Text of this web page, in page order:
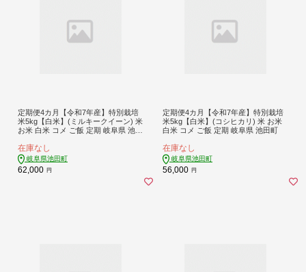
定期便4カ月【令和7年産】特別栽培
米5kg【白米】(ミルキークイーン) 米
お米 白米 コメ ご飯 定期 岐阜県 池田
在庫なし
岐阜県池田町
62,000 円
定期便4カ月【令和7年産】特別栽培
米5kg【白米】(コシヒカリ) 米 お米
白米 コメ ご飯 定期 岐阜県 池田町
在庫なし
岐阜県池田町
56,000 円